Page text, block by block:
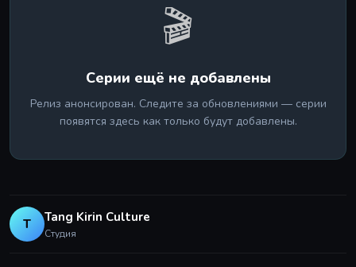
🎬
Серии ещё не добавлены
Релиз анонсирован. Следите за обновлениями — серии
появятся здесь как только будут добавлены.
T Tang Kirin Culture
Студия